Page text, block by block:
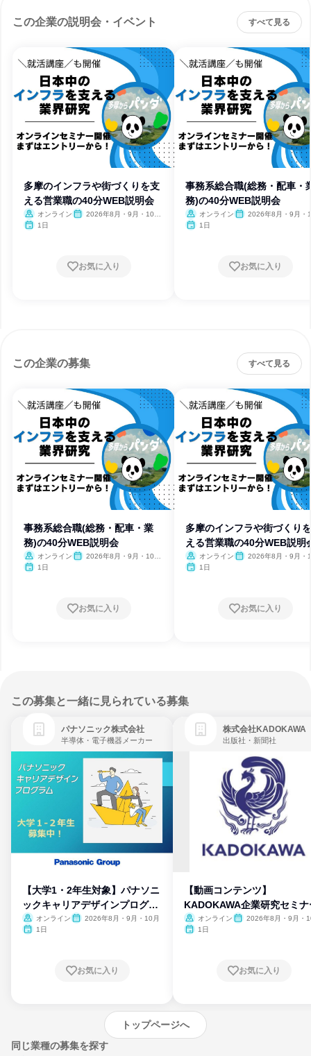
この企業の説明会・イベント すべて見る
多摩のインフラや街づくりを支
える営業職の40分WEB説明会
オンライン
2026年8月・9月・10
1日
お気に入り
事務系総合職(総務・配車・
務)の40分WEB説明会
オンライン
2026年8月・9月・
1日
お気に入り
この企業の募集 すべて見る
事務系総合職(総務・配車・業
務)の40分WEB説明会
オンライン
2026年8月・9月・10
1日
お気に入り
多摩のインフラや街づくり
える営業職の40分WEB説明
オンライン
2026年8月・9月・
1日
お気に入り
この募集と一緒に見られている募集
パナソニック株式会社
半導体・電子機器メーカー
【大学1・2年生対象】パナソニ
ックキャリアデザインプログラ
ム
オンライン
2026年8月・9月・10月
1日
お気に入り
株式会社KADOKAWA
出版社・新聞社
【動画コンテンツ】
KADOKAWA企業研究セミナ
オンライン
2026年8月・9月・
1日
お気に入り
トップページへ
同じ業種の募集を探す